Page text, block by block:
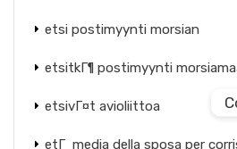
etsi postimyynti morsian
etsitkГ¶ postimyynti
etsivГ¤t avioliittoa
etГ media della sposa per